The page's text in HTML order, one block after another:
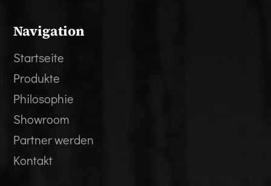
Navigation
Startseite
Produkte
Philosophie
Showroom
Partner werden
Kontakt